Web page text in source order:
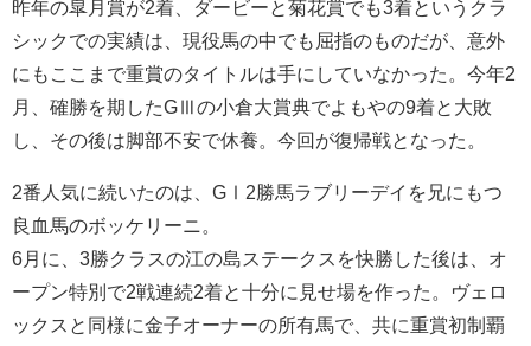
昨年の皐月賞が2着、ダービーと菊花賞でも3着というクラ
シックでの実績は、現役馬の中でも屈指のものだが、意外
にもここまで重賞のタイトルは手にしていなかった。今年2
月、確勝を期したGⅢの小倉大賞典でよもやの9着と大敗
し、その後は脚部不安で休養。今回が復帰戦となった。
2番人気に続いたのは、GⅠ2勝馬ラブリーデイを兄にもつ
良血馬のボッケリーニ。
6月に、3勝クラスの江の島ステークスを快勝した後は、オ
ープン特別で2戦連続2着と十分に見せ場を作った。ヴェロ
ックスと同様に金子オーナーの所有馬で、共に重賞初制覇